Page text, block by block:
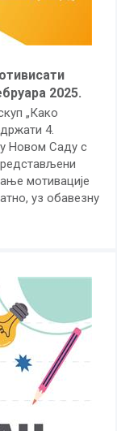
2025.
„Како
4.
у Новом Саду с
мотивације
уз обавезну